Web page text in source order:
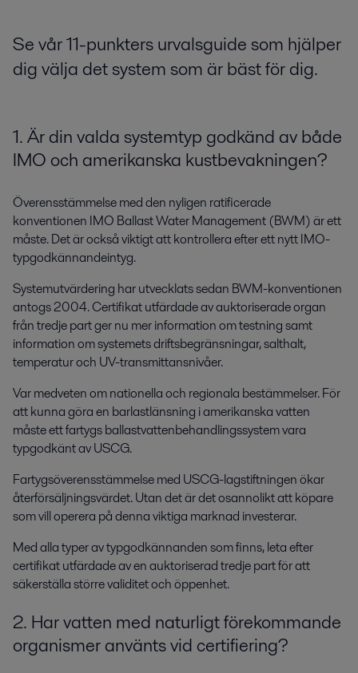
Se vår 11-punkters urvalsguide som hjälper
dig välja det system som är bäst för dig.
1. Är din valda systemtyp godkänd av både
IMO och amerikanska kustbevakningen?
Överensstämmelse med den nyligen ratificerade
konventionen IMO Ballast Water Management (BWM) är ett
måste. Det är också viktigt att kontrollera efter ett nytt IMO-
typgodkännandeintyg.
Systemutvärdering har utvecklats sedan BWM-konventionen
antogs 2004. Certifikat utfärdade av auktoriserade organ
från tredje part ger nu mer information om testning samt
information om systemets driftsbegränsningar, salthalt,
temperatur och UV-transmittansnivåer.
Var medveten om nationella och regionala bestämmelser. För
att kunna göra en barlastlänsning i amerikanska vatten
måste ett fartygs ballastvattenbehandlingssystem vara
typgodkänt av USCG.
Fartygsöverensstämmelse med USCG-lagstiftningen ökar
återförsäljningsvärdet. Utan det är det osannolikt att köpare
som vill operera på denna viktiga marknad investerar.
Med alla typer av typgodkännanden som finns, leta efter
certifikat utfärdade av en auktoriserad tredje part för att
säkerställa större validitet och öppenhet.
2. Har vatten med naturligt förekommande
organismer använts vid certifiering?